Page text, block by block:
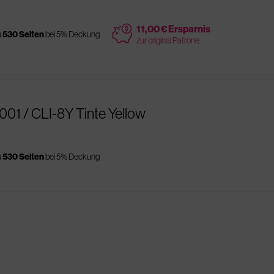
530 Seitenbei 5% Deckung price 11,00 € Ersparnis
zur original Patrone
/ CLI-8Y Tinte Yellow
530 Seitenbei 5% Deckung